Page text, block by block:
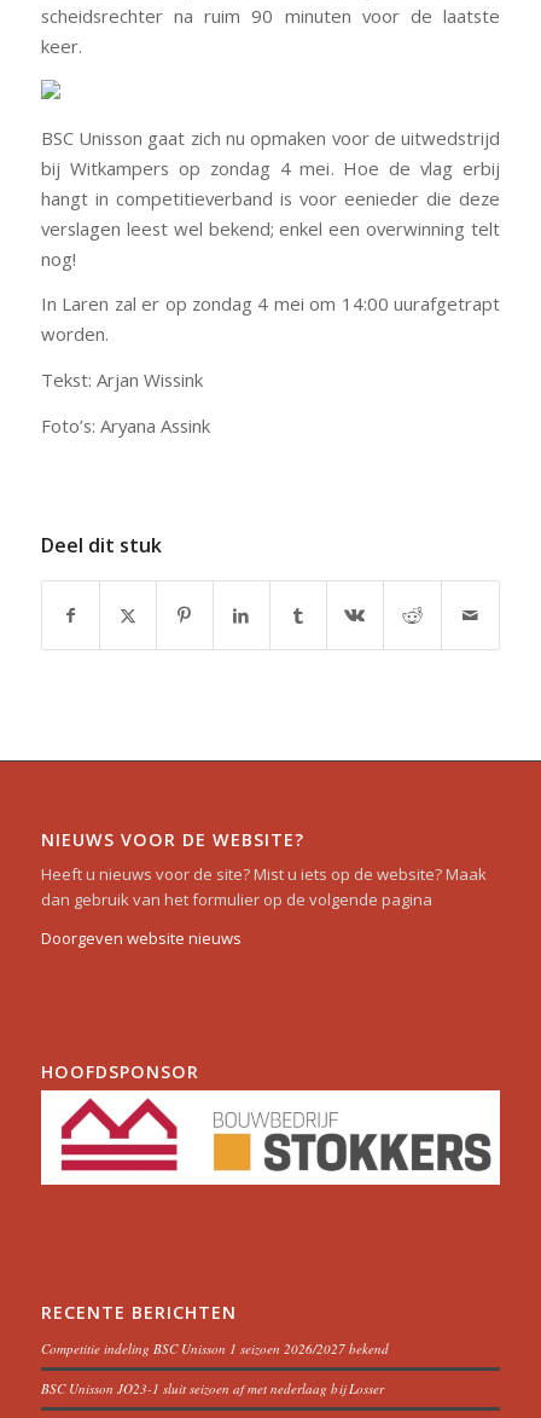
scheidsrechter na ruim 90 minuten voor de laatste
keer.
BSC Unisson gaat zich nu opmaken voor de uitwedstrijd
bij Witkampers op zondag 4 mei. Hoe de vlag erbij
hangt in competitieverband is voor eenieder die deze
verslagen leest wel bekend; enkel een overwinning telt
nog!
In Laren zal er op zondag 4 mei om 14:00 uurafgetrapt
worden.
Tekst: Arjan Wissink
Foto’s: Aryana Assink
Deel dit stuk
NIEUWS VOOR DE WEBSITE?
Heeft u nieuws voor de site? Mist u iets op de website? Maak
dan gebruik van het formulier op de volgende pagina
Doorgeven website nieuws
HOOFDSPONSOR
RECENTE BERICHTEN
Competitie indeling BSC Unisson 1 seizoen 2026/2027 bekend
BSC Unisson JO23-1 sluit seizoen af met nederlaag bij Losser